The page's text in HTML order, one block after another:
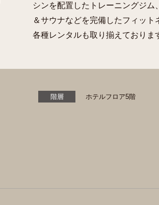
シンを配置したトレーニングジ
＆サウナなどを完備したフィット
各種レンタルも取り揃えておりま
階層 ホテルフロア5階